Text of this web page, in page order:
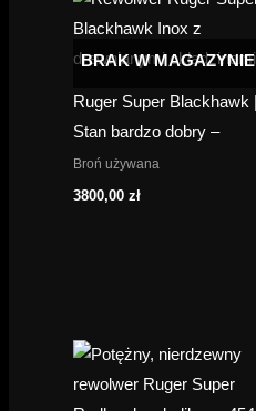
BRAK W MAGAZYNIE
Ruger Super Blackhawk |
Stan bardzo dobry –
Broń używana
3800,00zł